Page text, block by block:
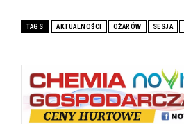
TAGS AKTUALNOŚCI OŻARÓW SESJA